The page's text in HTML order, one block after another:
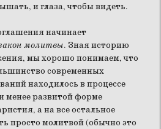
и глаза, чтобы видеть.
начинает
молитвы. Зная историю
мы хорошо понимаем, что
современных
находилось в процессе
менее развитой форме
а на все остальное
просто молитвой (обычно это